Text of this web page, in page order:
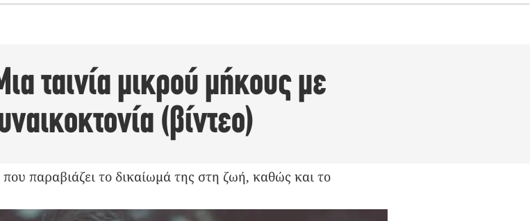
ταινία μικρού μήκους με
(βίντεο)
παραβιάζει το δικαίωμά της στη ζωή, καθώς και το